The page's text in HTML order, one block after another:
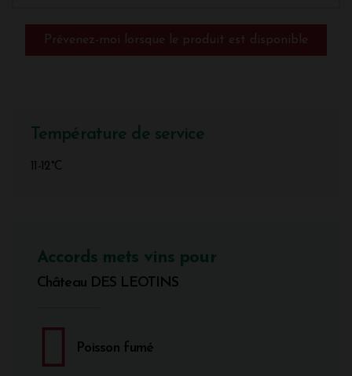
Prévenez-moi lorsque le produit est disponible
Température de service
11-12°C
Accords mets vins pour
Château DES LEOTINS
Poisson fumé